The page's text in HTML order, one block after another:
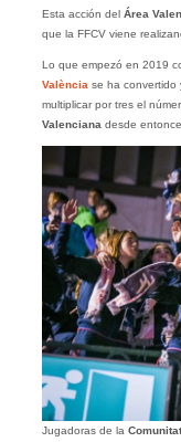
Esta acción del Área
que la FFCV viene
Lo que empezó en 2019
València se ha convertido
multiplicar por tres el
Valenciana desde
Jugadoras de la